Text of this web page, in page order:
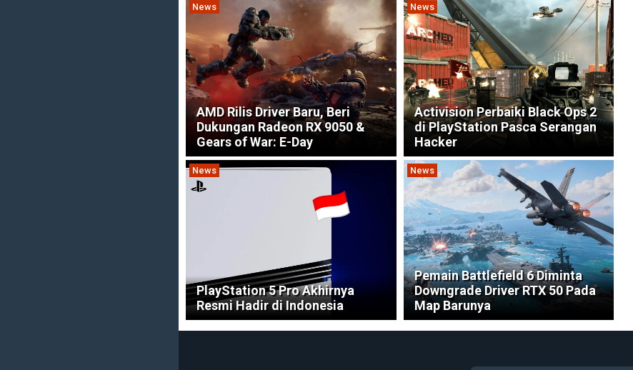
News
AMD Rilis Driver Baru, Beri
Dukungan Radeon RX 9050 &
Gears of War: E-Day
News
Activision Perbaiki Black Ops 2
di PlayStation Pasca Serangan
Hacker
News
PlayStation 5 Pro Akhirnya
Resmi Hadir di Indonesia
News
Pemain Battlefield 6 Diminta
Downgrade Driver RTX 50 Pada
Map Barunya